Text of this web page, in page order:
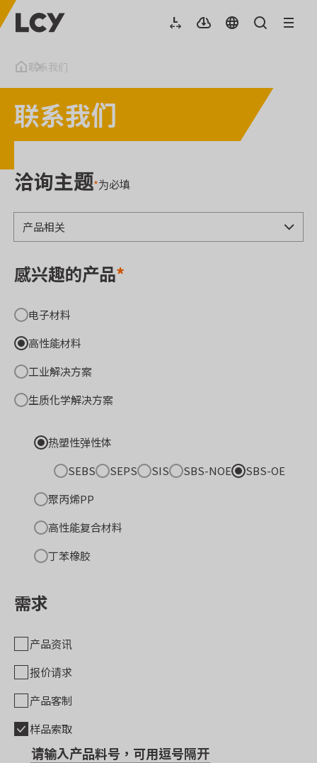
联系我们
联系我们
洽询主题*为必填
感兴趣的产品*
电子材料
高性能材料
工业解决方案
生质化学解决方案
热塑性弹性体
SEBS
SEPS SIS SBS-NOE
SBS-OE
聚丙烯PP
高性能复合材料
丁苯橡胶
需求
产品资讯
报价请求
产品客制
样品索取
请输入产品料号，可用逗号隔开